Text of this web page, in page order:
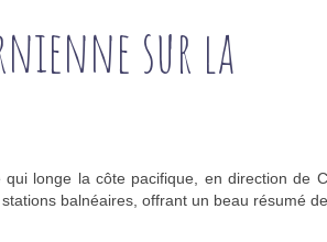
sur la
longe la côte pacifique, en direction de
balnéaires, offrant un beau résumé